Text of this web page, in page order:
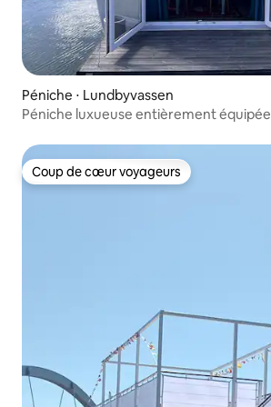
Péniche ⋅ Lundbyvassen
Péniche luxueuse entièrement équipée
Coup de cœur voyageurs
Coup de cœur voyageurs